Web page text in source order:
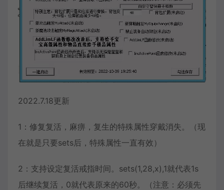
2022.7.18更新
1：修复复活，麻痹，复生的特殊属性穿戴消失。（现
在就是只要sets后，特殊属性一直有效）
2：支持设定复活戒指时间。sets(1,28,x),1就代表1s
后继续复活，0就代表原来的60秒。（注意：必须先